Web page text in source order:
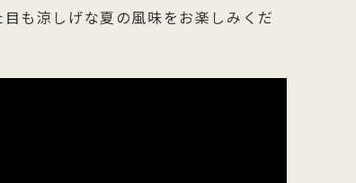
も涼しげな夏の風味をお楽しみくだ